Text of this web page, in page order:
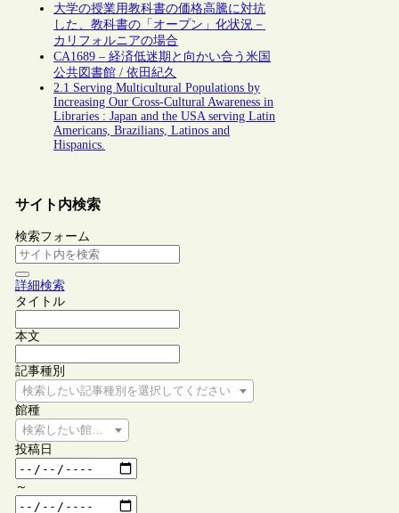
大学の授業用教科書の価格高騰に対抗
した、教科書の「オープン」化状況－
カリフォルニアの場合
CA1689 – 経済低迷期と向かい合う米国
公共図書館 / 依田紀久
2.1 Serving Multicultural Populations by
Increasing Our Cross-Cultural Awareness in
Libraries : Japan and the USA serving Latin
Americans, Brazilians, Latinos and
Hispanics.
サイト内検索
検索フォーム
詳細検索
タイトル
本文
記事種別
検索したい記事種別を選択してください
館種
検索したい館種を選択してください
投稿日
～